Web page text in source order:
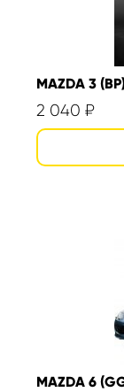
MAZDA 3
2 040 ₽
MAZDA 6